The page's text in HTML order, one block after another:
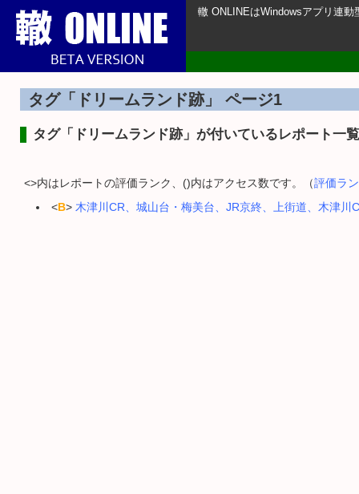
轍 ONLINEはWindowsアプリ連
タグ「ドリームランド跡」 ページ1
タグ「ドリームランド跡」が付いているレポート一覧
<>内はレポートの評価ランク、()内はアクセス数です。（評価ラ
<B> 木津川CR、城山台・梅美台、JR京終、上街道、木津川